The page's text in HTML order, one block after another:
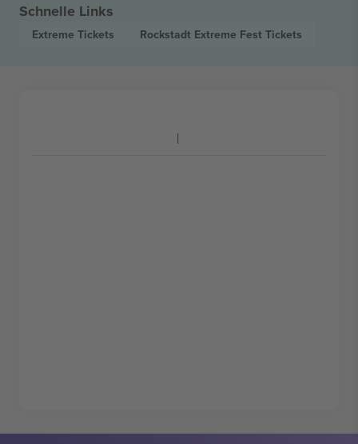
Schnelle Links
Extreme Tickets Rockstadt Extreme Fest Tickets